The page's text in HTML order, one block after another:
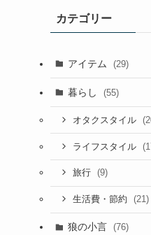
カテゴリー
アイテム (29)
暮らし (55)
オタクスタイル
ライフスタイル
旅行 (9)
生活費・節約 (21)
狼の小言 (76)